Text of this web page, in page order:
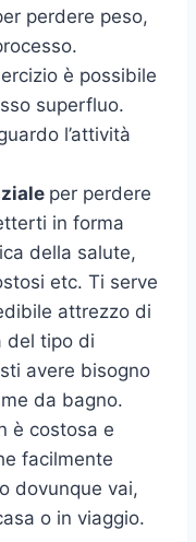
perdere peso,
è possibile
superfluo.
l’attività
per perdere
in forma
della salute,
etc. Ti serve
attrezzo di
del tipo di
avere bisogno
da bagno.
è costosa e
facilmente
dovunque vai,
o in viaggio.